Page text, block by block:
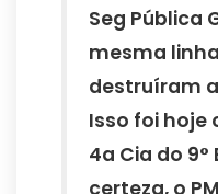
Seg Pública
mesma
destruíram a
Isso foi hoje
4a Cia do 9°